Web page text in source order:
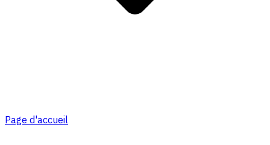
Page d'accueil